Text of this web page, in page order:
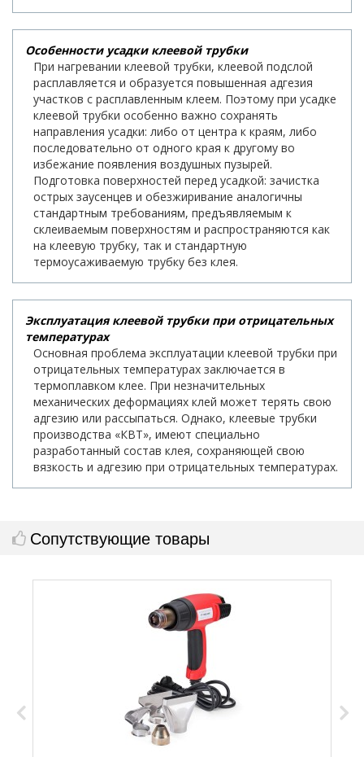
Особенности усадки клеевой трубки
При нагревании клеевой трубки, клеевой подслой
расплавляется и образуется повышенная адгезия
участков с расплавленным клеем. Поэтому при усадке
клеевой трубки особенно важно сохранять
направления усадки: либо от центра к краям, либо
последовательно от одного края к другому во
избежание появления воздушных пузырей.
Подготовка поверхностей перед усадкой: зачистка
острых заусенцев и обезжиривание аналогичны
стандартным требованиям, предъявляемым к
склеиваемым поверхностям и распространяются как
на клеевую трубку, так и стандартную
термоусаживаемую трубку без клея.
Эксплуатация клеевой трубки при отрицательных
температурах
Основная проблема эксплуатации клеевой трубки при
отрицательных температурах заключается в
термоплавком клее. При незначительных
механических деформациях клей может терять свою
адгезию или рассыпаться. Однако, клеевые трубки
производства «КВТ», имеют специально
разработанный состав клея, сохраняющей свою
вязкость и адгезию при отрицательных температурах.
Сопутствующие товары